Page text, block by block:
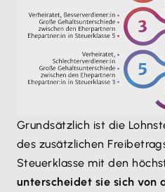
Grundsätzlich ist die
des zusätzlichen
Steuerklasse mit den
unterscheidet sie sich von